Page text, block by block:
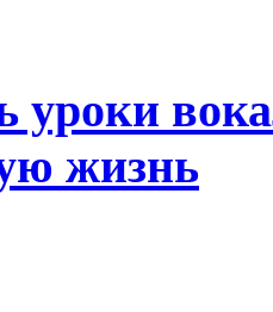
уроки
жизнь